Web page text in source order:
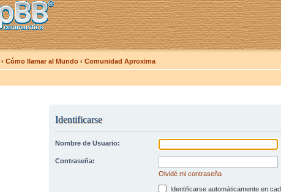
‹ Cómo llamar al Mundo ‹ Comunidad Aproxima
Identificarse
Nombre de Usuario:
Contraseña:
Olvidé mi contraseña
Identificarse automáticamente en